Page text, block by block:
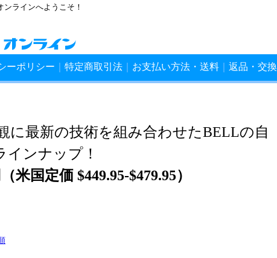
ラインへようこそ！
ーポリシー 特定商取引法 お支払い方法・送料 返品・交換
に最新の技術を組み合わせたBELLの自
インナップ！
米国定価 $449.95-$479.95）